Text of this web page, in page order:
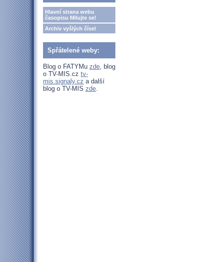
Hlavní strana webu
časopisu Milujte se!
Archiv vyšlých čísel
Spřátelené weby:
Blog o FATYMu zde, blog
o TV-MIS.cz tv-
mis.signaly.cz a další
blog o TV-MIS zde.